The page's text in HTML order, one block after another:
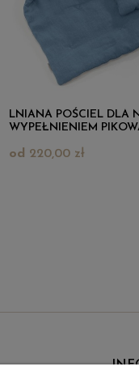
LNIANA POŚCIEL DLA
WYPEŁNIENIEM
220,00 zł